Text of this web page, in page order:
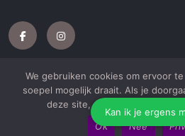
Facebook
Jewellery WordPress Theme
Drobova
We gebruiken cookies om ervoor
soepel mogelijk draait. Als je
deze site, gaan we ervan uit
Ok
Nee